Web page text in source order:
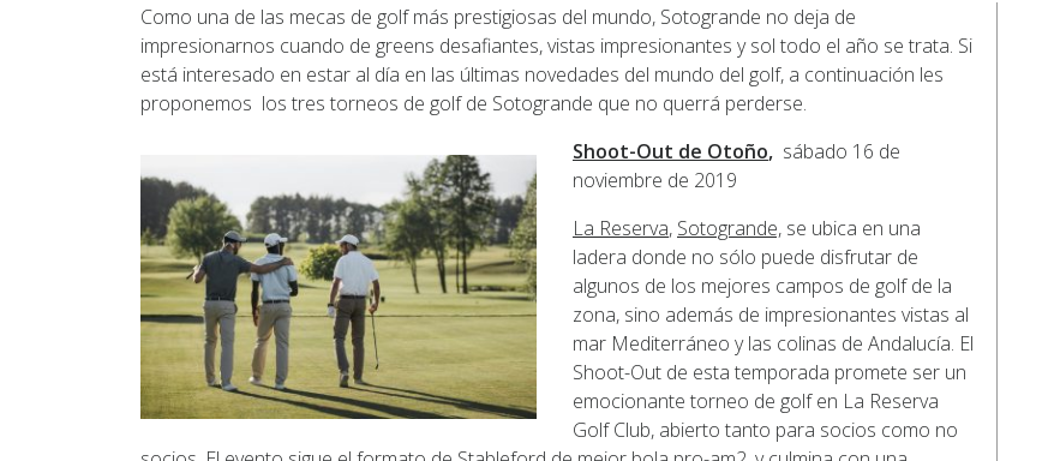
Como una de las mecas de golf más prestigiosas del mundo, Sotogrande no deja de
impresionarnos cuando de greens desafiantes, vistas impresionantes y sol todo el año se trata. Si
está interesado en estar al día en las últimas novedades del mundo del golf, a continuación les
proponemos los tres torneos de golf de Sotogrande que no querrá perderse.
Shoot-Out de Otoño, sábado 16 de
noviembre de 2019
La Reserva, Sotogrande, se ubica en una
ladera donde no sólo puede disfrutar de
algunos de los mejores campos de golf de la
zona, sino además de impresionantes vistas al
mar Mediterráneo y las colinas de Andalucía. El
Shoot-Out de esta temporada promete ser un
emocionante torneo de golf en La Reserva
Golf Club, abierto tanto para socios como no